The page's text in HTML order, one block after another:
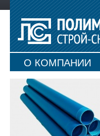
О КОМПАНИИ
КАРТА САЙТА